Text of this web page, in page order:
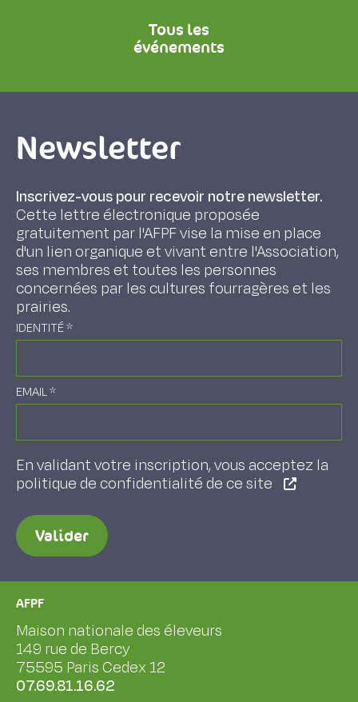
Tous les
événements
Newsletter
Inscrivez-vous pour recevoir notre newsletter.
Cette lettre électronique proposée
gratuitement par l'AFPF vise la mise en place
d'un lien organique et vivant entre l'Association,
ses membres et toutes les personnes
concernées par les cultures fourragères et les
prairies.
IDENTITÉ*
EMAIL*
En validant votre inscription, vous acceptez la
politique de confidentialité de ce site
Valider
AFPF
Maison nationale des éleveurs
149 rue de Bercy
75595 Paris Cedex 12
07.69.81.16.62